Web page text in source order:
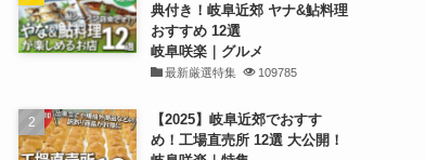
典付き！岐阜近郊 ヤナ&鮎料理
おすすめ 12選
岐阜咲楽｜グルメ
最新厳選特集 109785
【2025】岐阜近郊でおすす
め！工場直売所 12選 大公開！